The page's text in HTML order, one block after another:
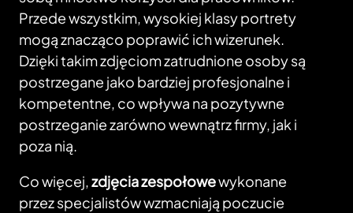
Przede wszystkim, wysokiej klasy portrety
mogą znacząco poprawić ich wizerunek.
Dzięki takim zdjęciom zatrudnione osoby są
postrzegane jako bardziej profesjonalne i
kompetentne, co wpływa na pozytywne
postrzeganie zarówno wewnątrz firmy, jak i
poza nią.
Co więcej,zdjęcia zespołowewykonane
przez specjalistów wzmacniają poczucie